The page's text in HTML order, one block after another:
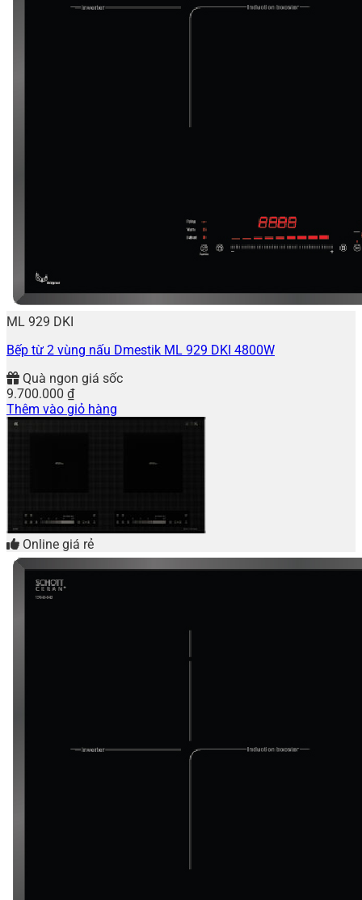
ML 929 DKI
Bếp từ 2 vùng nấu Dmestik ML 929 DKI 4800W
Quà ngon giá sốc
9.700.000 ₫
Thêm vào giỏ hàng
Online giá rẻ